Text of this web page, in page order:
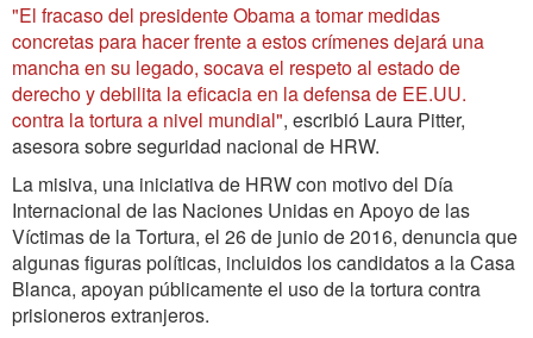
"El fracaso del presidente Obama a tomar medidas
concretas para hacer frente a estos crímenes dejará una
mancha en su legado, socava el respeto al estado de
derecho y debilita la eficacia en la defensa de EE.UU.
contra la tortura a nivel mundial", escribió Laura Pitter,
asesora sobre seguridad nacional de HRW.
La misiva, una iniciativa de HRW con motivo del Día
Internacional de las Naciones Unidas en Apoyo de las
Víctimas de la Tortura, el 26 de junio de 2016, denuncia que
algunas figuras políticas, incluidos los candidatos a la Casa
Blanca, apoyan públicamente el uso de la tortura contra
prisioneros extranjeros.